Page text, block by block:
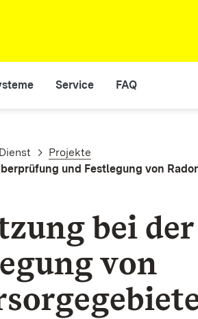
Service FAQ
Projekte
und Festlegung von
bei
von